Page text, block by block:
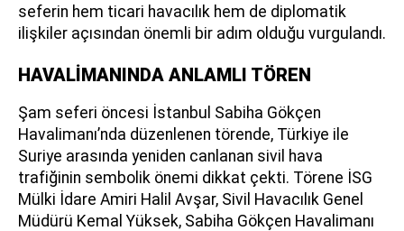
seferin hem ticari havacılık hem de diplomatik
ilişkiler açısından önemli bir adım olduğu vurgulandı.
HAVALİMANINDA ANLAMLI TÖREN
Şam seferi öncesi İstanbul Sabiha Gökçen
Havalimanı’nda düzenlenen törende, Türkiye ile
Suriye arasında yeniden canlanan sivil hava
trafiğinin sembolik önemi dikkat çekti. Törene İSG
Mülki İdare Amiri Halil Avşar, Sivil Havacılık Genel
Müdürü Kemal Yüksek, Sabiha Gökçen Havalimanı